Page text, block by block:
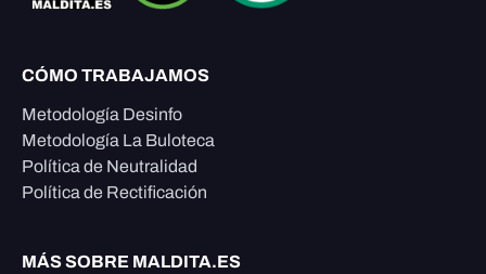
CÓMO TRABAJAMOS
Metodología Desinfo
Metodología La Buloteca
Política de Neutralidad
Política de Rectificación
MÁS SOBRE MALDITA.ES